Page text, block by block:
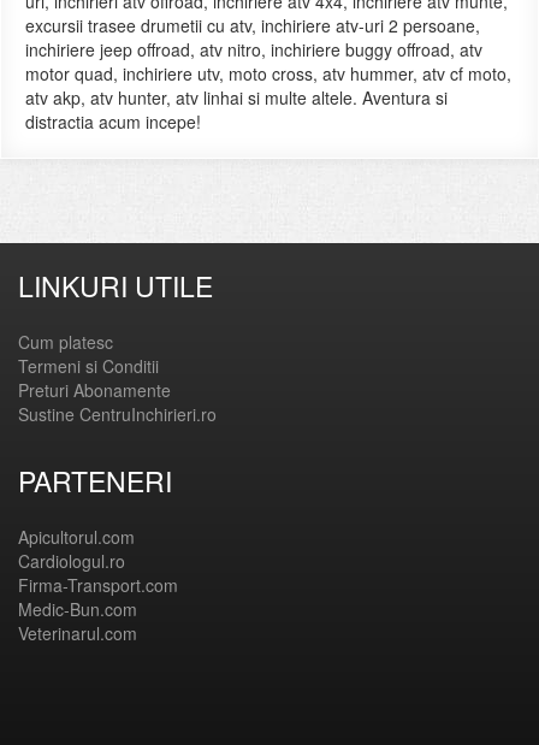
excursii trasee drumetii cu atv, inchiriere atv-uri 2 persoane,
inchiriere jeep offroad, atv nitro, inchiriere buggy offroad, atv
motor quad, inchiriere utv, moto cross, atv hummer, atv cf moto,
atv akp, atv hunter, atv linhai si multe altele. Aventura si
distractia acum incepe!
LINKURI UTILE
Cum platesc
Termeni si Conditii
Preturi Abonamente
Sustine CentruInchirieri.ro
PARTENERI
Apicultorul.com
Cardiologul.ro
Firma-Transport.com
Medic-Bun.com
Veterinarul.com